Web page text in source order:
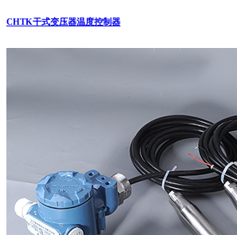
CHTK干式变压器温度控制器